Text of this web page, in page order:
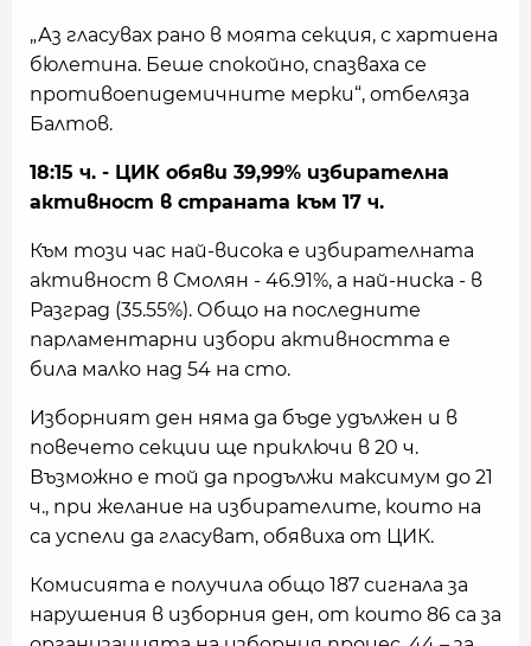
„Аз гласувах рано в моята секция, с хартиена
бюлетина. Беше спокойно, спазваха се
противоепидемичните мерки“, отбеляза
Балтов.
18:15 ч. - ЦИК обяви 39,99% избирателна
активност в страната към 17 ч.
Към този час най-висока е избирателната
активност в Смолян - 46.91%, а най-ниска - в
Разград (35.55%). Общо на последните
парламентарни избори активността е
била малко над 54 на сто.
Изборният ден няма да бъде удължен и в
повечето секции ще приключи в 20 ч.
Възможно е той да продължи максимум до 21
ч., при желание на избирателите, които на
са успели да гласуват, обявиха от ЦИК.
Комисията е получила общо 187 сигнала за
нарушения в изборния ден, от които 86 са за